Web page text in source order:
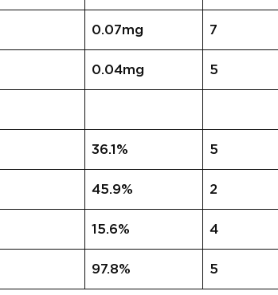
0.07mg 7
0.04mg 5
36.1% 5
45.9% 2
15.6% 4
97.8% 5